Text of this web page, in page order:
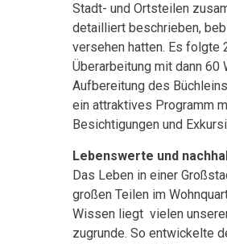
Stadt- und Ortsteilen
detailliert beschrieben,
versehen hatten. Es folgte
Überarbeitung mit dann 60
Aufbereitung des
ein attraktives Programm
Besichtigungen und
Lebenswerte und
Das Leben in einer
großen Teilen im
Wissen liegt vielen
zugrunde. So entwickelte